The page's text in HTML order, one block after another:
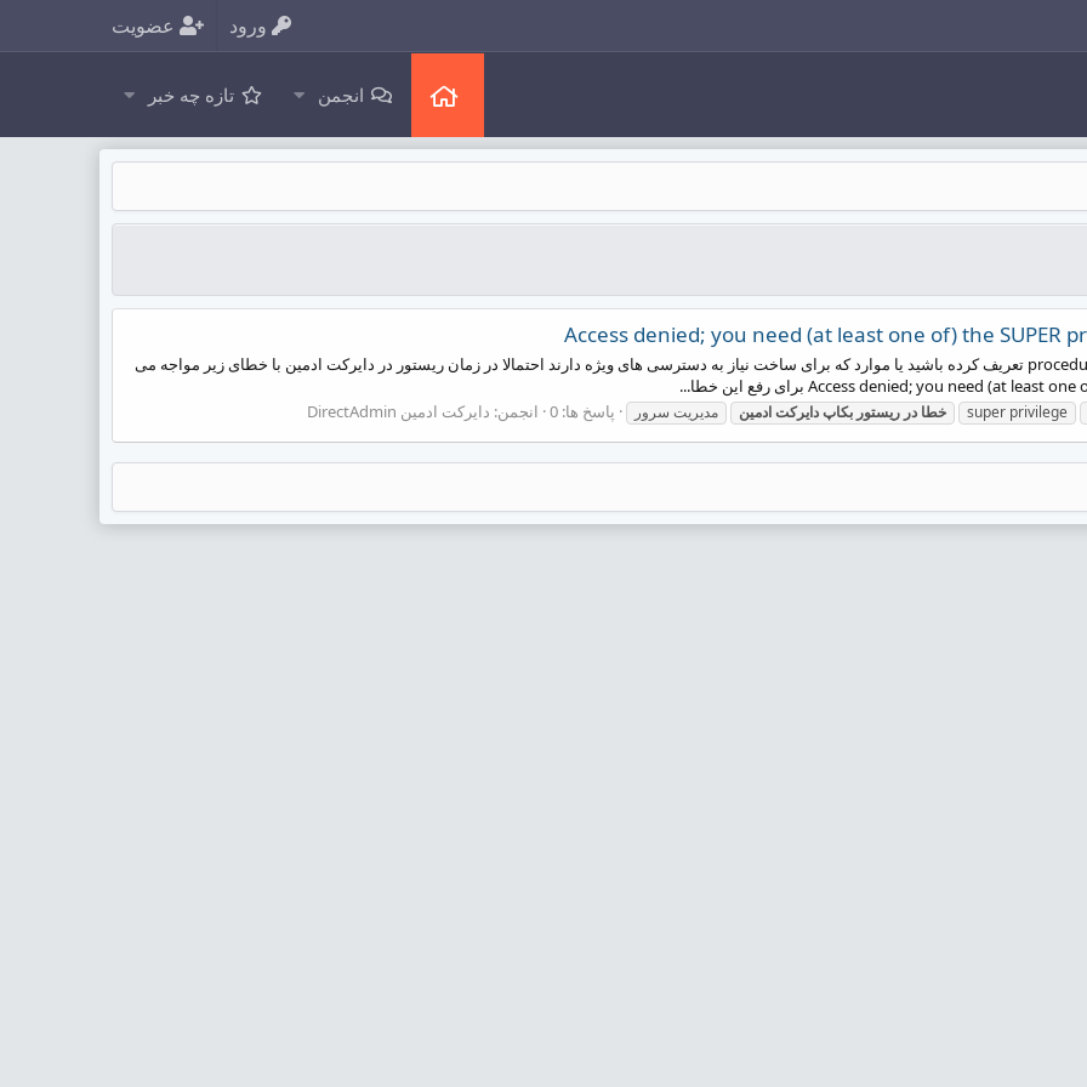
ورود عضویت
انجمن تازه چه خبر
سلام اگر شما در دیتابیس خود مواردی نظیر view یا procedure تعریف کرده باشید یا موارد که برای ساخت نیاز به دسترسی های ویژه دارند احتمالا در زمان ریستور در دایرکت ادمین با خطای زیر مواجه می
super privilege خطا در ریستور بکاپدایرکتادمین مدیریت سرور پاسخ ها: 0 انجمن: دایرکت ادمین DirectAdmin